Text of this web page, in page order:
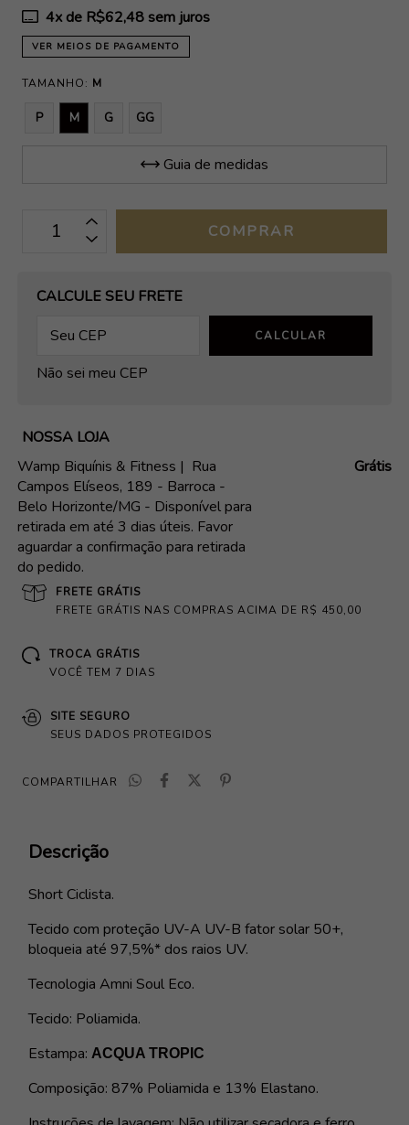
4x de R$62,48 sem juros
VER MEIOS DE PAGAMENTO
TAMANHO: M
P M G GG
Guia de medidas
OPÇÕES DE FRETE
CALCULE SEU FRETE
CALCULAR
Não sei meu CEP
NOSSA LOJA
Wamp Biquínis & Fitness | Rua
Campos Elíseos, 189 - Barroca -
Belo Horizonte/MG - Disponível para
retirada em até 3 dias úteis. Favor
aguardar a confirmação para retirada
do pedido.
Grátis
FRETE GRÁTIS
FRETE GRÁTIS NAS COMPRAS ACIMA DE R$ 450,00
TROCA GRÁTIS
VOCÊ TEM 7 DIAS
SITE SEGURO
SEUS DADOS PROTEGIDOS
COMPARTILHAR
Descrição
Short Ciclista.
Tecido com proteção UV-A UV-B fator solar 50+,
bloqueia até 97,5%* dos raios UV.
Tecnologia Amni Soul Eco.
Tecido: Poliamida.
Estampa: ACQUA TROPIC
Composição: 87% Poliamida e 13% Elastano.